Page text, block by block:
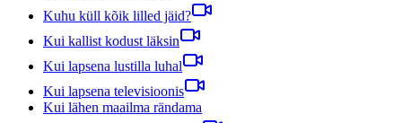
Kuhu küll kõik lilled jäid?
Kui kallist kodust läksin
Kui lapsena lustilla luhal
Kui lapsena televisioonis
Kui lähen maailma rändama